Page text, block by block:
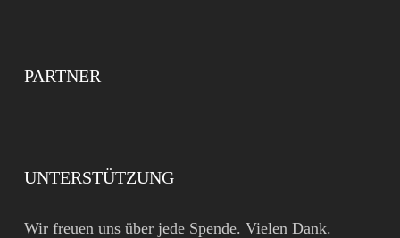
PARTNER
UNTERSTÜTZUNG
Wir freuen uns über jede Spende. Vielen Dank.